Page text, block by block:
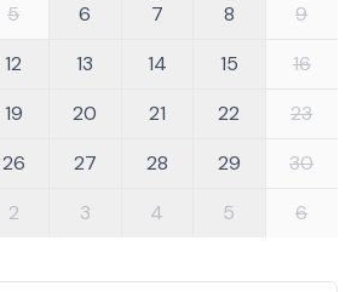
5 6 7 8
9
12 13 14 15
16
19 20 21 22
23
26 27 28 29
30
2 3 4 5 6